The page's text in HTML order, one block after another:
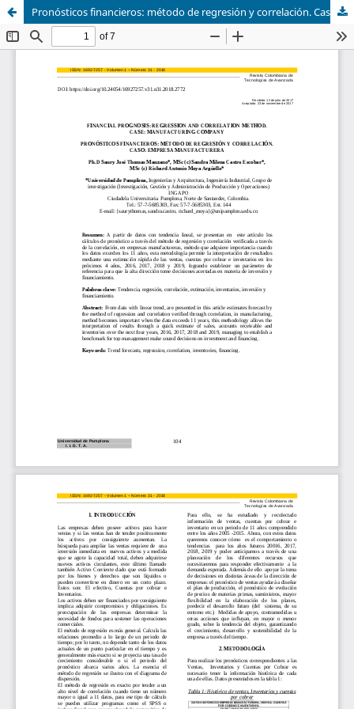
Pronósticos financieros: método de regresión y correlación. Caso: empresa manufacturera